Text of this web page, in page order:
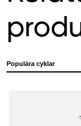
Populära cyklar